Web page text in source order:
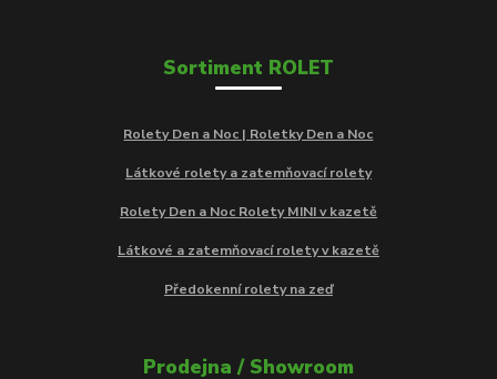
Sortiment ROLET
Rolety Den a Noc | Roletky Den a Noc
Látkové rolety a zatemňovací rolety
Rolety Den a Noc Rolety MINI v kazetě
Látkové a zatemňovací rolety v kazetě
Předokenní rolety na zeď
Prodejna / Showroom